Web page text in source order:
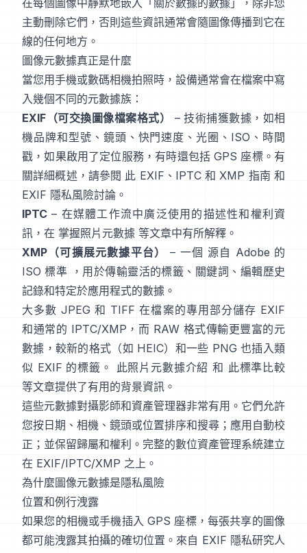
主動刪除它們，否則這些資訊通常會隨圖像傳播到它在
線的任何地方。
圖像元數據真正是什麼
當您用手機或數碼相機拍照時，設備通常會在檔案中寫
入幾個不同的元數據族：
EXIF（可交換圖像檔案格式）
– 技術捕獲數據，如相
機品牌和型號、鏡頭、快門速度、光圈、ISO、時間
戳，如果啟用了定位服務，有時還包括 GPS 座標。有
關詳細概述，請參閱 此 EXIF、IPTC 和 XMP 指南 和
EXIF 隱私風險討論 。
IPTC – 在媒體工作流中廣泛使用的描述性和權利資
訊，在 掌握照片元數據 等文章中有所解釋。
XMP（可擴展元數據平台）
– 一個 源自 Adobe 的
ISO 標準 ，用於傳輸靈活的標籤、關鍵詞、編輯歷史
記錄和特定於應用程式的數據。
大多數 JPEG 和 TIFF 在檔案的專用部分儲存 EXIF
和通常的 IPTC/XMP，而 RAW 格式傳輸更豐富的元
數據，較新的格式（如 HEIC）和一些 PNG 也插入類
似 EXIF 的標籤。
此照片元數據介紹 和 此標準比較
等文章提供了有用的背景資訊。
這些元數據對攝影師和資產管理器非常有用。它們允許
您按日期、相機、鏡頭或位置排序和搜尋；應用自動校
正；並保留歸屬和權利。完整的數位資產管理系統建立
在 EXIF/IPTC/XMP 之上。
為什麼圖像元數據是隱私風險
位置和例行洩露
如果您的相機或手機插入 GPS 座標，每張共享的圖像
都可能洩露其拍攝的確切位置。來自 EXIF 隱私研究人